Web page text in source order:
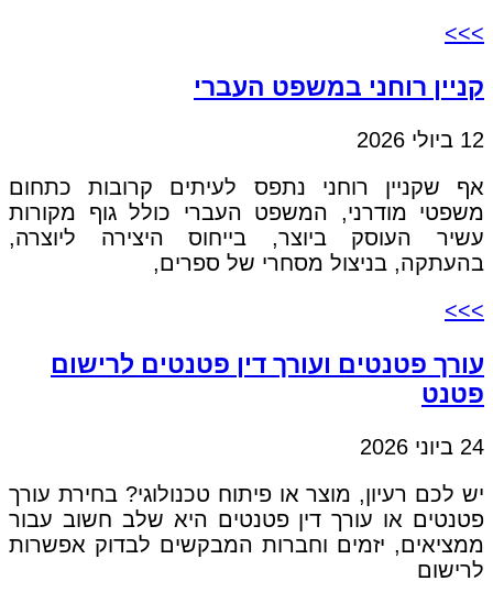
>>>
קניין רוחני במשפט העברי
12 ביולי 2026
אף שקניין רוחני נתפס לעיתים קרובות כתחום
משפטי מודרני, המשפט העברי כולל גוף מקורות
עשיר העוסק ביוצר, בייחוס היצירה ליוצרה,
בהעתקה, בניצול מסחרי של ספרים,
>>>
עורך פטנטים ועורך דין פטנטים לרישום
פטנט
24 ביוני 2026
יש לכם רעיון, מוצר או פיתוח טכנולוגי? בחירת עורך
פטנטים או עורך דין פטנטים היא שלב חשוב עבור
ממציאים, יזמים וחברות המבקשים לבדוק אפשרות
לרישום